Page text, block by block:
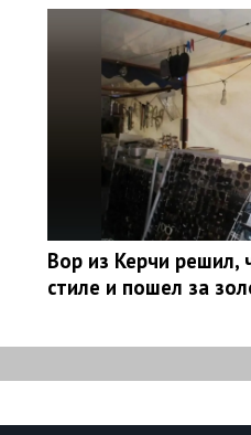
Вор из Керчи решил,
стиле и пошел за